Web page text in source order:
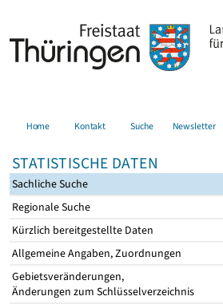
Home Kontakt Suche Newsletter
STATISTISCHE DATEN
Sachliche Suche
Regionale Suche
Kürzlich bereitgestellte Daten
Allgemeine Angaben, Zuordnungen
Gebietsveränderungen,
Änderungen zum Schlüsselverzeichnis